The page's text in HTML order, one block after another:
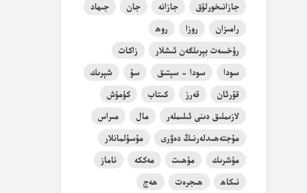
جازانىخورلۇق
جازانە جان
جىھاد
رامىزان
روزا
روھ
رۇخسەت بېرىلگەن ئىشلار
زاكات
سودا
سودا - سېتىق سۇ
شېرىك
قۇرئان
قەرز كىتاب
كۈمۈش
لازىملىق دىنى ئىلىملەر
مال
مىراس
مۇجتەھىدلەرنىڭ دەۋرى
مۇسۇلمانلار
مۇشرىك
مۇھىت مەككە
ناماز
نىكاھ
ھىجرەت ھەج